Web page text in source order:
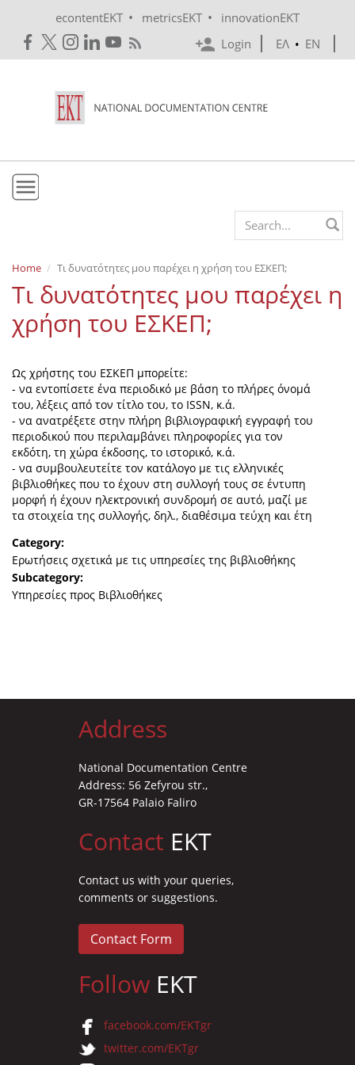
econtentEKT • metricsEKT •
innovationEKT
Login
ΕΛ • EN
Mission & Vision
Policies
History
Organisational Structure
EKT Tenders
EKT Websites
Projects
Services
Publications
Annual Reports
Publications for R&D Metrics & Indicators
Press Centre
Telephone & email Directory
Search form
Home Τι δυνατότητες μου παρέχει η χρήση του ΕΣΚΕΠ;
Τι δυνατότητες μου παρέχει η
χρήση του ΕΣΚΕΠ;
Ως χρήστης του ΕΣΚΕΠ μπορείτε:
- να εντοπίσετε ένα περιοδικό με βάση το πλήρες όνομά
του, λέξεις από τον τίτλο του, το ISSN, κ.ά.
- να ανατρέξετε στην πλήρη βιβλιογραφική εγγραφή του
περιοδικού που περιλαμβάνει πληροφορίες για τον
εκδότη, τη χώρα έκδοσης, το ιστορικό, κ.ά.
- να συμβουλευτείτε τον κατάλογο με τις ελληνικές
βιβλιοθήκες που το έχουν στη συλλογή τους σε έντυπη
μορφή ή έχουν ηλεκτρονική συνδρομή σε αυτό, μαζί με
τα στοιχεία της συλλογής, δηλ., διαθέσιμα τεύχη και έτη
Category:
Ερωτήσεις σχετικά με τις υπηρεσίες της βιβλιοθήκης
Subcategory:
Υπηρεσίες προς Βιβλιοθήκες
Address
National Documentation Centre
Address: 56 Zefyrou str.,
GR-17564 Palaio Faliro
Contact EKT
Contact us with your queries,
comments or suggestions.
Contact Form
Follow EKT
facebook.com/EKTgr
twitter.com/EKTgr